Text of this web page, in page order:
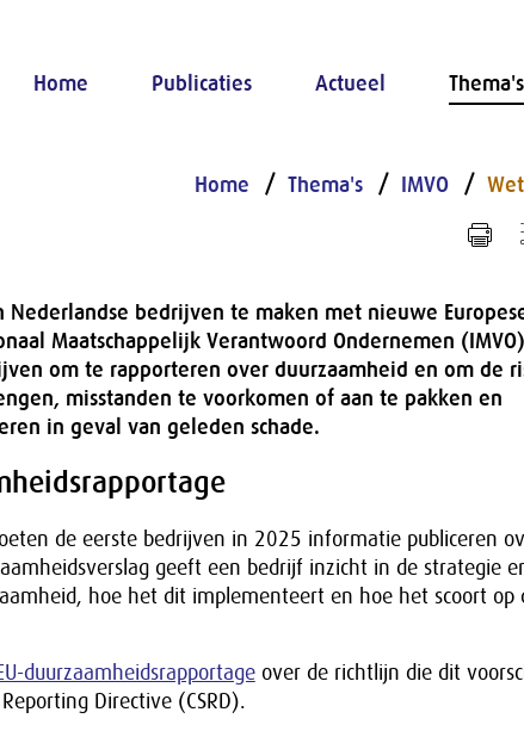
Home Publicaties Actueel Thema's
Home Thema's IMVO
bedrijven te maken met nieuwe
Maatschappelijk Verantwoord Ondernemen
om te rapporteren over duurzaamheid en om de
misstanden te voorkomen of aan te pakken en
in geval van geleden schade.
de eerste bedrijven in 2025 informatie publiceren
geeft een bedrijf inzicht in de strategie
hoe het dit implementeert en hoe het scoort op
EU-duurzaamheidsrapportageover de richtlijn die dit
Directive (CSRD).